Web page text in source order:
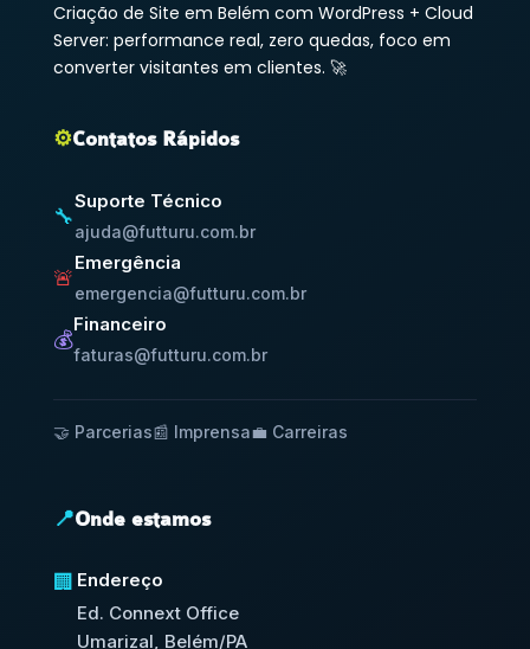
Criação de Site em Belém com WordPress + Cloud
Server: performance real, zero quedas, foco em
converter visitantes em clientes. 🚀
⚙️Contatos Rápidos
🔧
Suporte Técnico
ajuda@futturu.com.br
🚨
Emergência
emergencia@futturu.com.br
💰
Financeiro
faturas@futturu.com.br
🤝 Parcerias📰 Imprensa💼 Carreiras
📍Onde estamos
🏢 Endereço
Ed. Connext Office
Umarizal, Belém/PA